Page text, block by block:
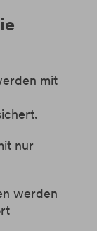
mit
nur
werden